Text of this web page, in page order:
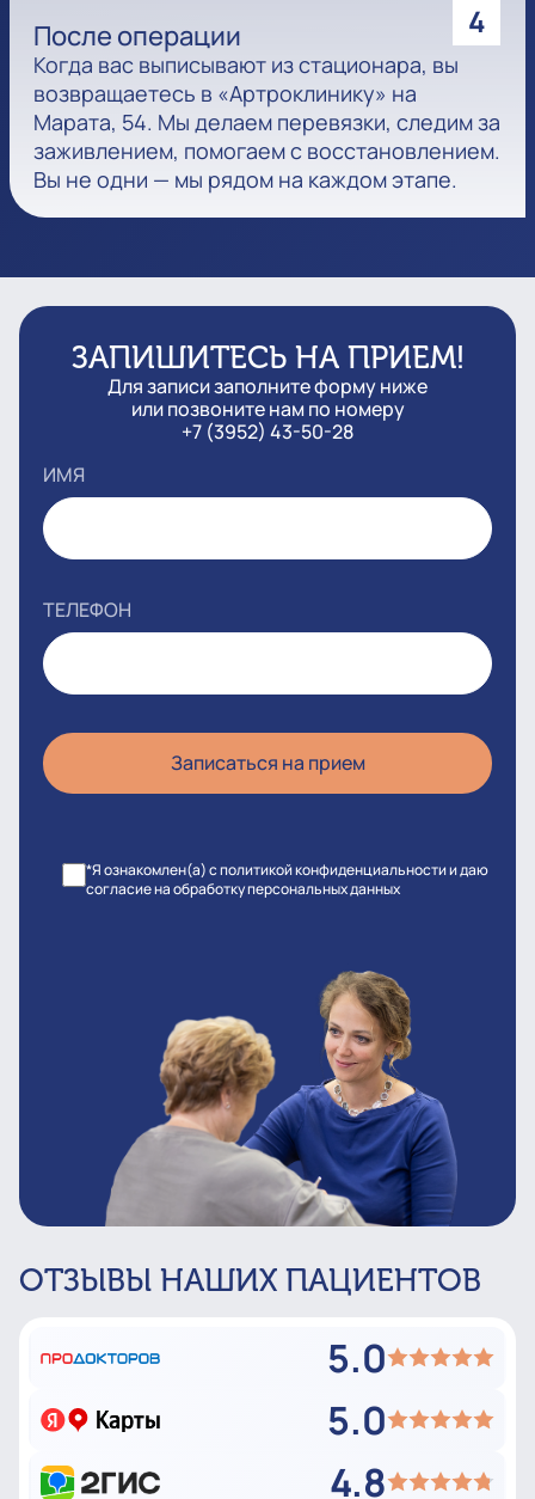
4
После операции
Когда вас выписывают из стационара, вы
возвращаетесь в «Артроклинику» на
Марата, 54. Мы делаем перевязки, следим за
заживлением, помогаем с восстановлением.
Вы не одни — мы рядом на каждом этапе.
ЗАПИШИТЕСЬ НА ПРИЕМ!
Для записи заполните форму ниже
или позвоните нам по номеру
+7 (3952) 43-50-28
ИМЯ
ТЕЛЕФОН
*Я ознакомлен(а) с политикой конфиденциальности и даю
согласие на обработку персональных данных
ОТЗЫВЫ НАШИХ ПАЦИЕНТОВ
5.0
5.0
4.8